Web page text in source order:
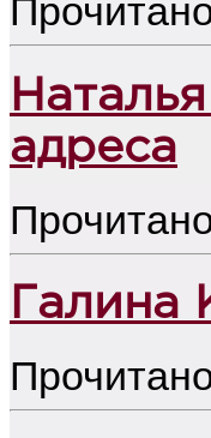
адреса
Галина